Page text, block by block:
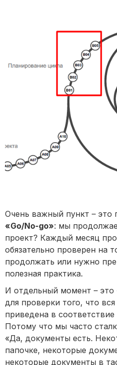
Очень важный пункт – это
«Go/No-go»: мы
проект? Каждый месяц
обязательно проверен на
продолжать или нужно
полезная практика.
И отдельный момент –
для проверки того, что
приведена в
Потому что мы часто
«Да, документы есть.
папочке, некоторые
некоторые документы в